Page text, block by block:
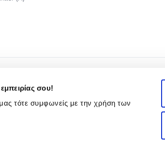
σου!
τότε συμφωνείς με την χρήση των